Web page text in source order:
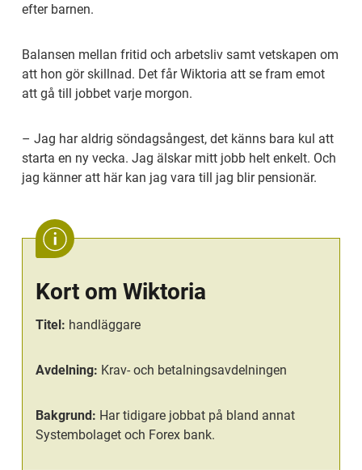
efter barnen.
Balansen mellan fritid och arbetsliv samt vetskapen om
att hon gör skillnad. Det får Wiktoria att se fram emot
att gå till jobbet varje morgon.
– Jag har aldrig söndagsångest, det känns bara kul att
starta en ny vecka. Jag älskar mitt jobb helt enkelt. Och
jag känner att här kan jag vara till jag blir pensionär.
Kort om Wiktoria
Titel: handläggare
Avdelning: Krav- och betalningsavdelningen
Bakgrund: Har tidigare jobbat på bland annat
Systembolaget och Forex bank.